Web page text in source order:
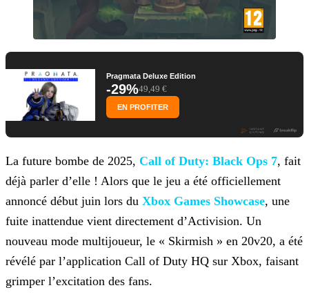
Pragmata Deluxe Edition
-29%49,49 €
EN PROFITER
La future bombe de 2025, Call of Duty: Black Ops 7, fait
déjà parler d’elle ! Alors que le jeu a été officiellement
annoncé début juin lors du Xbox Games Showcase, une
fuite inattendue vient directement d’Activision. Un
nouveau mode multijoueur, le « Skirmish » en 20v20, a été
révélé par l’application Call of Duty HQ sur Xbox, faisant
grimper l’excitation des fans.